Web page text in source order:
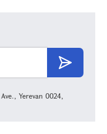
Yerevan 0024,